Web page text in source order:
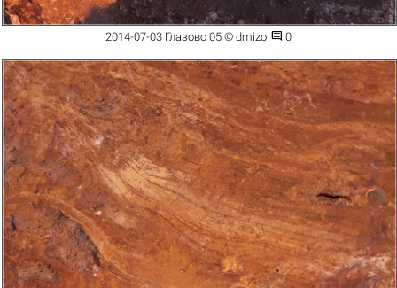
2014-07-03 Глазово 05 © dmizo  0